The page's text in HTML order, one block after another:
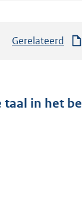
Gerelateerd
taal in het